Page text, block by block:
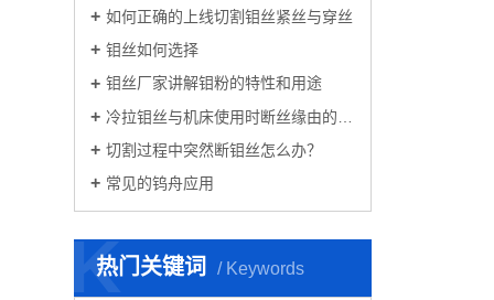
+ 如何正确的上线切割钼丝紧丝与穿丝
+ 钼丝如何选择
+ 钼丝厂家讲解钼粉的特性和用途
+ 冷拉钼丝与机床使用时断丝缘由的解读
+ 切割过程中突然断钼丝怎么办？
+ 常见的钨舟应用
热门关键词 / Keywords
K